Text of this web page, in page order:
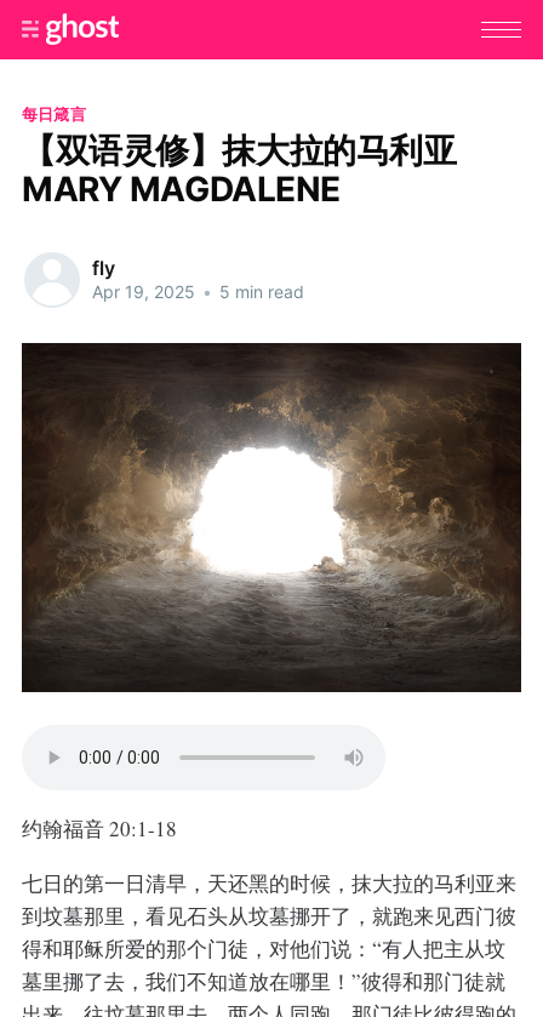
每日箴言
【双语灵修】抹大拉的马利亚
MARY MAGDALENE
fly
Apr 19, 2025 • 5 min read
约翰福音 20:1-18
七日的第一日清早，天还黑的时候，抹大拉的马利亚来
到坟墓那里，看见石头从坟墓挪开了，就跑来见西门彼
得和耶稣所爱的那个门徒，对他们说：“有人把主从坟
墓里挪了去，我们不知道放在哪里！”彼得和那门徒就